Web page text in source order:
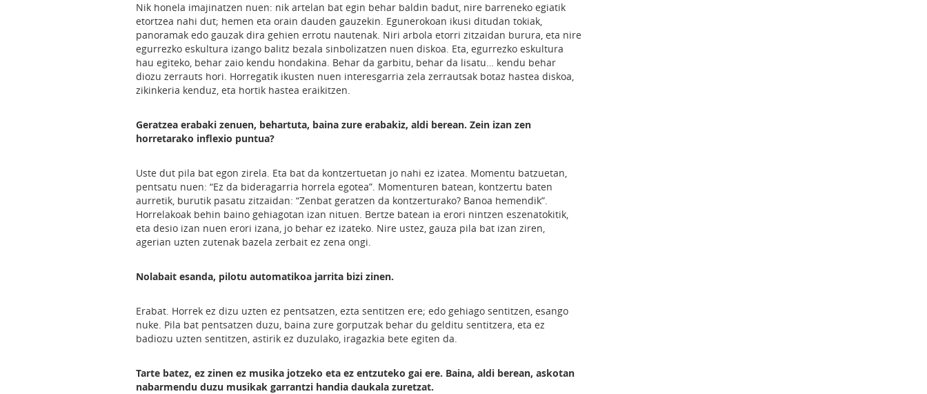
Nik honela imajinatzen nuen: nik artelan bat egin behar baldin badut, nire barreneko egiatik
etortzea nahi dut; hemen eta orain dauden gauzekin. Egunerokoan ikusi ditudan tokiak,
panoramak edo gauzak dira gehien errotu nautenak. Niri arbola etorri zitzaidan burura, eta nire
egurrezko eskultura izango balitz bezala sinbolizatzen nuen diskoa. Eta, egurrezko eskultura
hau egiteko, behar zaio kendu hondakina. Behar da garbitu, behar da lisatu… kendu behar
diozu zerrauts hori. Horregatik ikusten nuen interesgarria zela zerrautsak botaz hastea diskoa,
zikinkeria kenduz, eta hortik hastea eraikitzen.
Geratzea erabaki zenuen, behartuta, baina zure erabakiz, aldi berean. Zein izan zen
horretarako inflexio puntua?
Uste dut pila bat egon zirela. Eta bat da kontzertuetan jo nahi ez izatea. Momentu batzuetan,
pentsatu nuen: “Ez da bideragarria horrela egotea”. Momenturen batean, kontzertu baten
aurretik, burutik pasatu zitzaidan: “Zenbat geratzen da kontzerturako? Banoa hemendik”.
Horrelakoak behin baino gehiagotan izan nituen. Bertze batean ia erori nintzen eszenatokitik,
eta desio izan nuen erori izana, jo behar ez izateko. Nire ustez, gauza pila bat izan ziren,
agerian uzten zutenak bazela zerbait ez zena ongi.
Nolabait esanda, pilotu automatikoa jarrita bizi zinen.
Erabat. Horrek ez dizu uzten ez pentsatzen, ezta sentitzen ere; edo gehiago sentitzen, esango
nuke. Pila bat pentsatzen duzu, baina zure gorputzak behar du gelditu sentitzera, eta ez
badiozu uzten sentitzen, astirik ez duzulako, iragazkia bete egiten da.
Tarte batez, ez zinen ez musika jotzeko eta ez entzuteko gai ere. Baina, aldi berean, askotan
nabarmendu duzu musikak garrantzi handia daukala zuretzat.